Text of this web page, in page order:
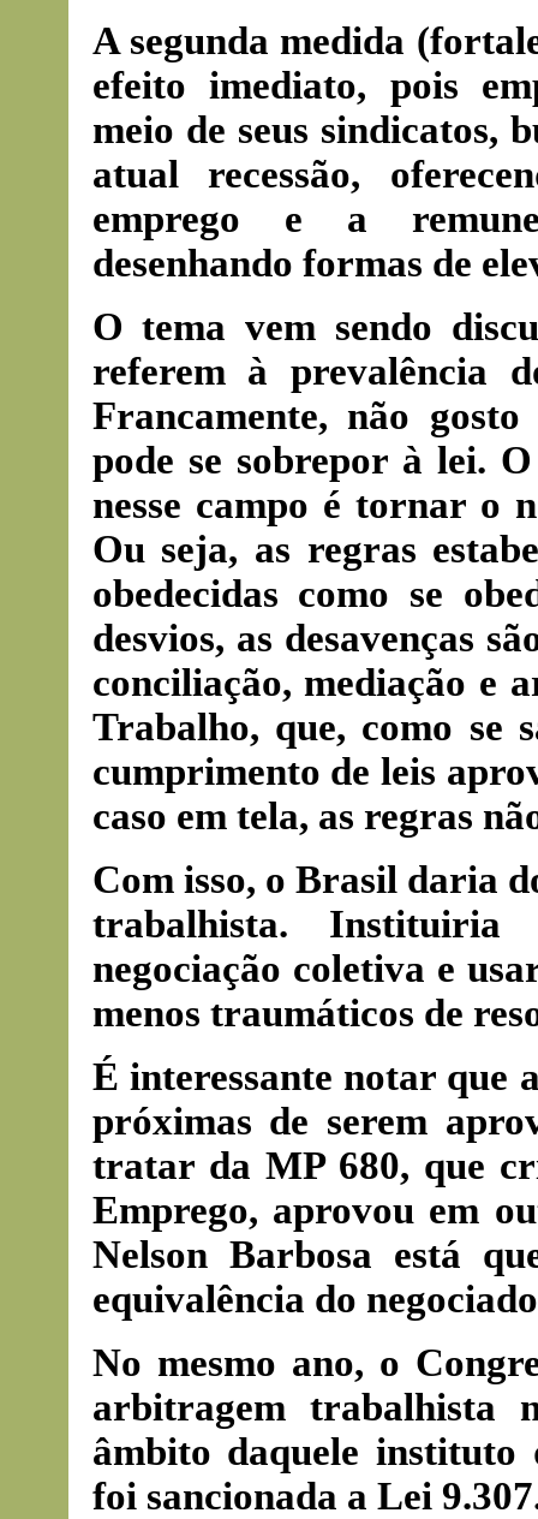
A segunda medida
efeito imediato, pois
meio de seus sindicatos,
atual recessão,
emprego e a
desenhando formas de
O tema vem sendo
referem à prevalência
Francamente, não
pode se sobrepor à lei.
nesse campo é tornar o
Ou seja, as regras
obedecidas como se
desvios, as desavenças
conciliação, mediação e
Trabalho, que, como se
cumprimento de leis
caso em tela, as regras
Com isso, o Brasil daria
trabalhista. Instituiria
negociação coletiva e
menos traumáticos de
É interessante notar que
próximas de serem
tratar da MP 680, que
Emprego, aprovou em
Nelson Barbosa está
equivalência do
No mesmo ano, o
arbitragem trabalhista
âmbito daquele instituto
foi sancionada a Lei